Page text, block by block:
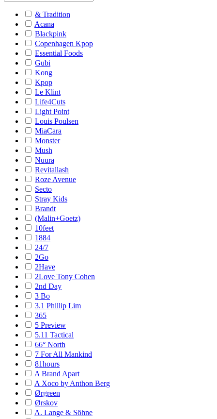
& Tradition
Acana
Blackpink
Copenhagen Kpop
Essential Foods
Gubi
Kong
Kpop
Le Klint
Life4Cuts
Light Point
Louis Poulsen
MiaCara
Monster
Mush
Nuura
Revitallash
Roze Avenue
Secto
Stray Kids
Brandt
(Malin+Goetz)
10feet
1884
24/7
2Go
2Have
2Love Tony Cohen
2nd Day
3 Bo
3.1 Phillip Lim
365
5 Preview
5.11 Tactical
66° North
7 For All Mankind
81hours
A Brand Apart
A Xoco by Anthon Berg
Ørgreen
Ørskov
A. Lange & Söhne